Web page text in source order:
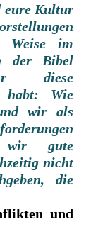
eure Kultur
Weise im
der Bibel
diese
habt: Wie
wir als
wir gute
nicht
die
und